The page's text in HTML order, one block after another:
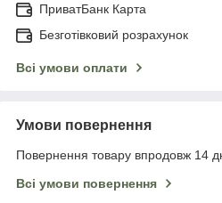
ПриватБанк Карта
Безготівковий розрахунок
Всі умови оплати
Умови повернення
Повернення товару впродовж 14
Всі умови повернення